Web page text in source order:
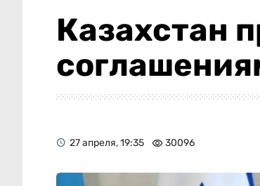
Казахстан
27 апреля, 19:35 30096